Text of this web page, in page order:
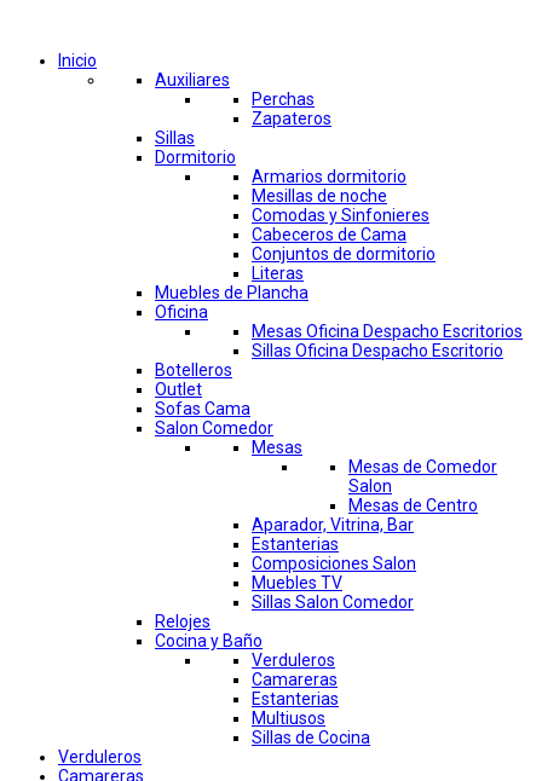
Inicio
Auxiliares
Perchas
Zapateros
Sillas
Dormitorio
Armarios dormitorio
Mesillas de noche
Comodas y Sinfonieres
Cabeceros de Cama
Conjuntos de dormitorio
Literas
Muebles de Plancha
Oficina
Mesas Oficina Despacho Escritorios
Sillas Oficina Despacho Escritorio
Botelleros
Outlet
Sofas Cama
Salon Comedor
Mesas
Mesas de Comedor
Salon
Mesas de Centro
Aparador, Vitrina, Bar
Estanterias
Composiciones Salon
Muebles TV
Sillas Salon Comedor
Relojes
Cocina y Baño
Verduleros
Camareras
Estanterias
Multiusos
Sillas de Cocina
Verduleros
Camareras